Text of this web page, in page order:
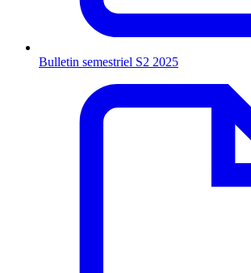
Bulletin semestriel S2 2025